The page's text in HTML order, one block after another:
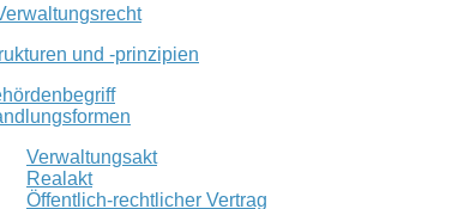
und -prinzipien
Verwaltungsakt
Realakt
Öffentlich-rechtlicher Vertrag